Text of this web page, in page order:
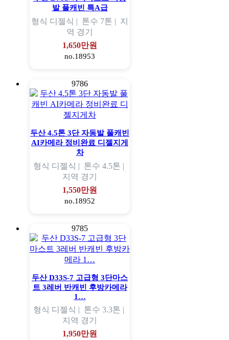
발 풀캐빈 특A급
형식 디젤식 | 톤수 7톤 | 지
역 경기
1,650만원
no.18953
9786
두산 4.5톤 3단 자동발 풀캐빈
AI카메라 정비완료 디젤지게
차
형식 디젤식 | 톤수 4.5톤 |
지역 경기
1,550만원
no.18952
9785
두산 D33S-7 고급형 3단마스
트 3레버 반캐빈 후방카메라
1…
형식 디젤식 | 톤수 3.3톤 |
지역 경기
1,950만원